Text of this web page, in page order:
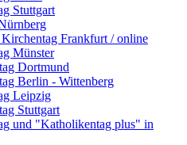
Stuttgart
Frankfurt / online
Münster
Dortmund
Berlin - Wittenberg
Leipzig
Stuttgart
und "Katholikentag plus" in